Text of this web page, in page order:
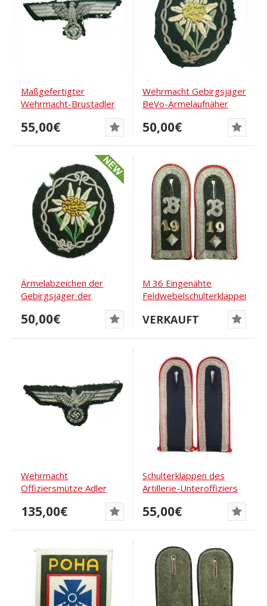
Maßgefertigter
Wehrmacht-Brustadler
55,00€
Wehrmacht Gebirgsjäger
BeVo-Ärmelaufnäher
50,00€
Ärmelabzeichen der
Gebirgsjäger der
50,00€
M 36 Eingenähte
Feldwebelschulterklappen
VERKAUFT
Wehrmacht
Offiziersmütze Adler
135,00€
Schulterklappen des
Artillerie-Unteroffiziers
55,00€